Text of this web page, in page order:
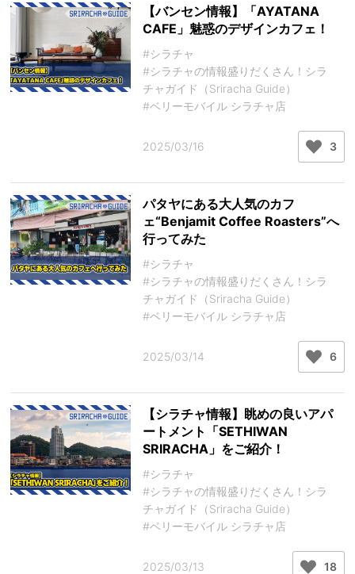
【バンセン情報】「AYATANA
CAFE」魅惑のデザインカフェ！
#シラチャ
#シラチャの情報盛りだくさん！シラ
チャガイド（Sriracha Guide）
#ベリーモバイル シラチャ店
2025/03/16 3
パタヤにある大人気のカフ
ェ“Benjamit Coffee Roasters”へ
行ってみた
#シラチャ
#シラチャの情報盛りだくさん！シラ
チャガイド（Sriracha Guide）
#ベリーモバイル シラチャ店
2025/03/14 6
【シラチャ情報】眺めの良いアパ
ートメント「SETHIWAN
SRIRACHA」をご紹介！
#シラチャ
#シラチャの情報盛りだくさん！シラ
チャガイド（Sriracha Guide）
#ベリーモバイル シラチャ店
2025/03/13 18